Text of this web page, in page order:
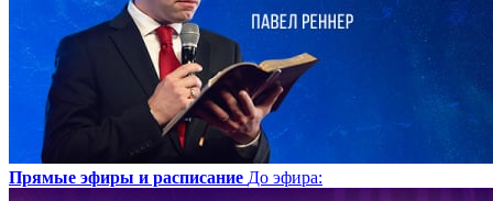
Прямые эфиры и расписание До эфира: